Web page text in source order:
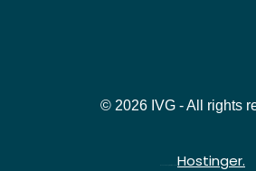
© 2026 IVG - All rights
Hostinger.